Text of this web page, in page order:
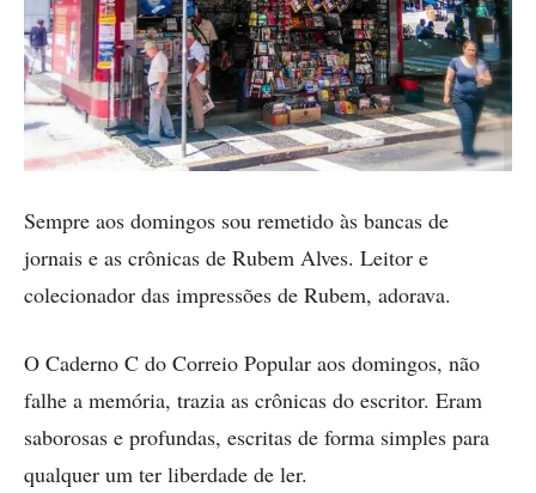
Sempre aos domingos sou remetido às bancas de
jornais e as crônicas de Rubem Alves. Leitor e
colecionador das impressões de Rubem, adorava.
O Caderno C do Correio Popular aos domingos, não
falhe a memória, trazia as crônicas do escritor. Eram
saborosas e profundas, escritas de forma simples para
qualquer um ter liberdade de ler.